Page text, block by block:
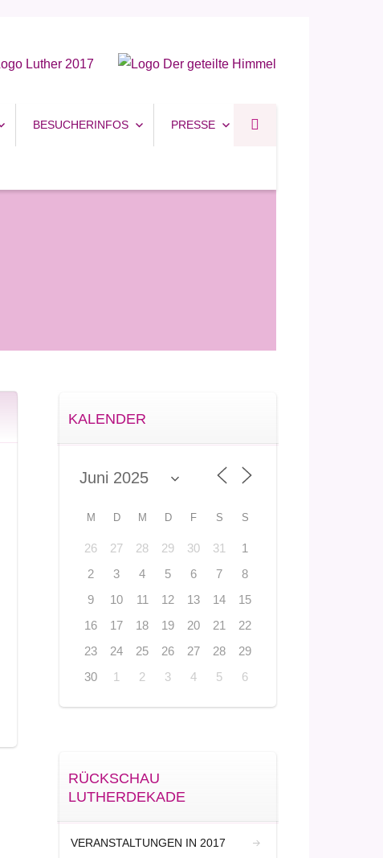
BESUCHERINFOS PRESSE
KALENDER
M D M D F S S
26 27 28 29 30 31
1
2
3 4 5 6 7
8
9
10 11 12 13 14
15
16
17 18 19 20 21
22
23
24 25 26 27 28
29
30
1 2 3 4 5 6
RÜCKSCHAU
LUTHERDEKADE
VERANSTALTUNGEN IN 2017